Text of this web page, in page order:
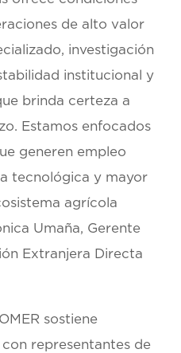
de alto valor
investigación
institucional y
brinda certeza a
Estamos enfocados
generen empleo
tecnológica y mayor
agrícola
Umaña, Gerente
Extranjera Directa
sostiene
representantes de